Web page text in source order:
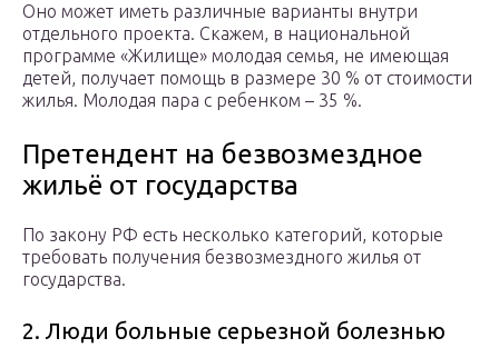
Оно может иметь различные варианты внутри
отдельного проекта. Скажем, в национальной
программе «Жилище» молодая семья, не имеющая
детей, получает помощь в размере 30 % от стоимости
жилья. Молодая пара с ребенком – 35 %.
Претендент на безвозмездное
жильё от государства
По закону РФ есть несколько категорий, которые
требовать получения безвозмездного жилья от
государства.
2. Люди больные серьезной болезнью